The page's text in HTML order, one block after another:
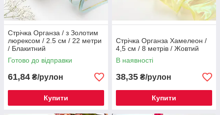
Стрічка Органза / з Золотим
люрексом / 2.5 см / 22 метри
/ Блакитний
Готово до відправки
61,84 ₴/рулон
Купити
Стрічка Органза Хамелеон /
4,5 см / 8 метрів / Жовтий
В наявності
38,35 ₴/рулон
Купити